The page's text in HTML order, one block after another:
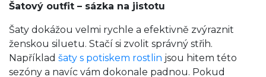
Šatový outfit – sázka na jistotu
Šaty dokážou velmi rychle a efektivně zvýraznit
ženskou siluetu. Stačí si zvolit správný střih.
Například šaty s potiskem rostlin jsou hitem této
sezóny a navíc vám dokonale padnou. Pokud